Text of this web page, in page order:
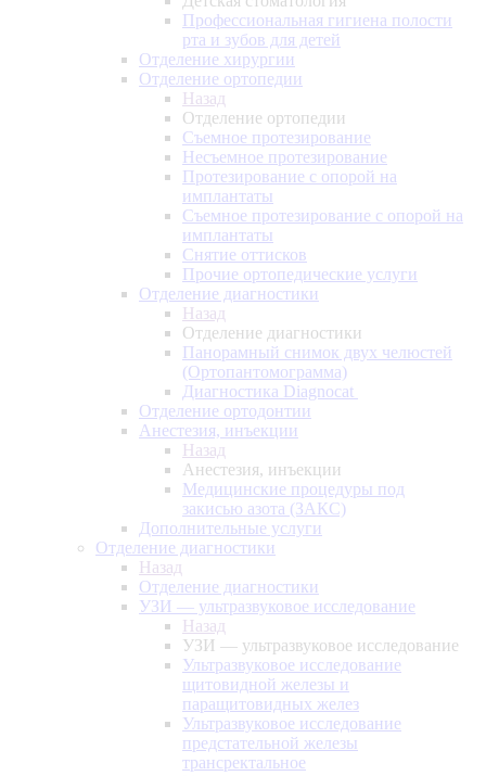
Профессиональная гигиена полости
рта и зубов для детей
Отделение хирургии
Отделение ортопедии
Назад
Отделение ортопедии
Съемное протезирование
Несъемное протезирование
Протезирование с опорой на
имплантаты
Съемное протезирование с опорой на
имплантаты
Снятие оттисков
Прочие ортопедические услуги
Отделение диагностики
Назад
Отделение диагностики
Панорамный снимок двух челюстей
(Ортопантомограмма)
Диагностика Diagnocat
Отделение ортодонтии
Анестезия, инъекции
Назад
Анестезия, инъекции
Медицинские процедуры под
закисью азота (ЗАКС)
Дополнительные услуги
Отделение диагностики
Назад
Отделение диагностики
УЗИ — ультразвуковое исследование
Назад
УЗИ — ультразвуковое исследование
Ультразвуковое исследование
щитовидной железы и
паращитовидных желез
Ультразвуковое исследование
предстательной железы
трансректальное